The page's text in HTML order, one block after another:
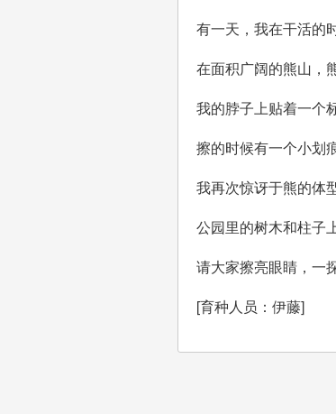
有一天，我在干活的
在面积广阔的熊山，
我的脖子上贴着一个
擦的时候有一个小划痕
我再次惊讶于熊的体
公园里的树木和柱子
请大家擦亮眼睛，一
[育种人员：伊藤]